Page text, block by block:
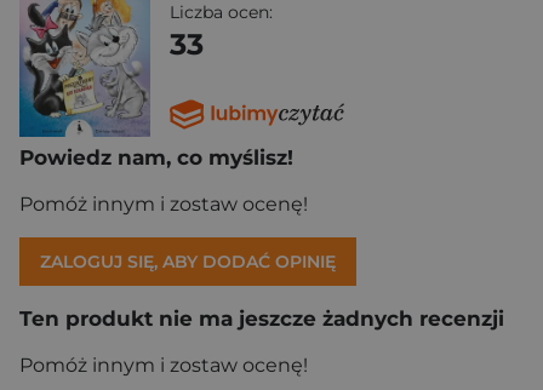
Liczba ocen:
33
Powiedz nam, co myślisz!
Pomóż innym i zostaw ocenę!
ZALOGUJ SIĘ, ABY DODAĆ OPINIĘ
Ten produkt nie ma jeszcze żadnych recenzji
Pomóż innym i zostaw ocenę!